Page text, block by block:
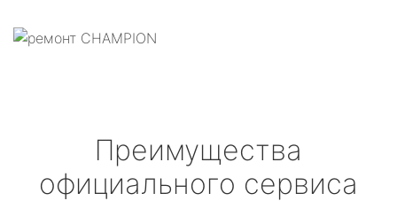
Преимущества
официального сервиса